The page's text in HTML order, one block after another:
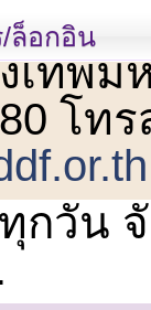
/ล็อกอิน
นนวิ
เทพม
โท
กวัน